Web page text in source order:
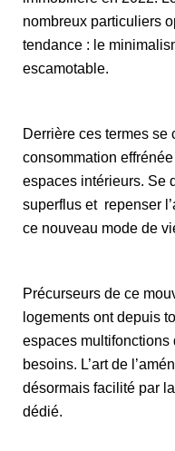
nombreux particuliers
tendance : le
escamotable.
Derrière ces termes
consommation
espaces intérieurs. Se
superflus et repenser
ce nouveau mode de
Précurseurs de ce
logements ont depuis
espaces
besoins. L’art de
désormais facilité par
dédié.